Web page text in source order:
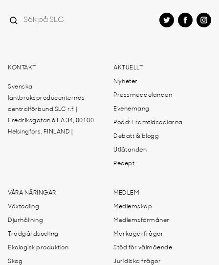
KONTAKT
Svenska
lantbruksproducenternas
centralförbund SLC r.f. |
Fredriksgatan 61 A 34, 00100
Helsingfors, FINLAND |
AKTUELLT
Nyheter
Pressmeddelanden
Evenemang
Podd: Framtidsodlarna
Debatt & blogg
Utlåtanden
Recept
VÅRA NÄRINGAR
Växtodling
Djurhållning
Trädgårdsodling
Ekologisk produktion
Skog
MEDLEM
Medlemskap
Medlemsförmåner
Markägarfrågor
Stöd för välmående
Juridiska frågor